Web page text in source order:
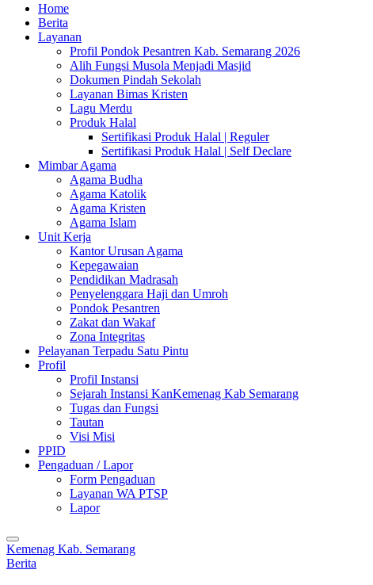
Home
Berita
Layanan
Profil Pondok Pesantren Kab. Semarang 2026
Alih Fungsi Musola Menjadi Masjid
Dokumen Pindah Sekolah
Layanan Bimas Kristen
Lagu Merdu
Produk Halal
Sertifikasi Produk Halal | Reguler
Sertifikasi Produk Halal | Self Declare
Mimbar Agama
Agama Budha
Agama Katolik
Agama Kristen
Agama Islam
Unit Kerja
Kantor Urusan Agama
Kepegawaian
Pendidikan Madrasah
Penyelenggara Haji dan Umroh
Pondok Pesantren
Zakat dan Wakaf
Zona Integritas
Pelayanan Terpadu Satu Pintu
Profil
Profil Instansi
Sejarah Instansi KanKemenag Kab Semarang
Tugas dan Fungsi
Tautan
Visi Misi
PPID
Pengaduan / Lapor
Form Pengaduan
Layanan WA PTSP
Lapor
Kemenag Kab. Semarang
Berita